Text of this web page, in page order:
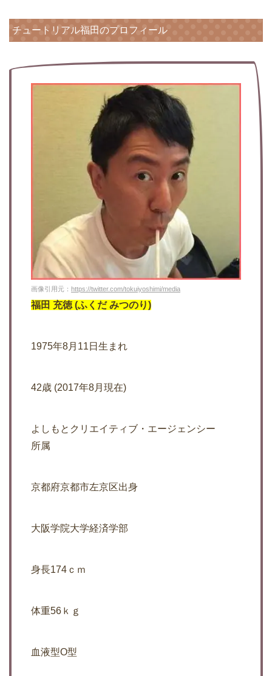
チュートリアル福田のプロフィール
画像引用元： https://twitter.com/tokuiyoshimi/media
福田 充徳 (ふくだ みつのり)
1975年8月11日生まれ
42歳 (2017年8月現在)
よしもとクリエイティブ・エージェンシー
所属
京都府京都市左京区出身
大阪学院大学経済学部
身長174ｃｍ
体重56ｋｇ
血液型O型